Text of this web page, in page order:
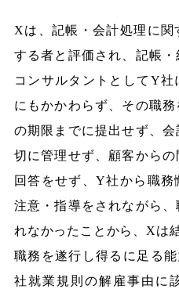
Xは、記帳・会計処理に
する者と評価され、記帳
コンサルタントとしてY
にもかかわらず、その職
の期限までに提出せず、
切に管理せず、顧客から
回答をせず、Y社から職務
注意・指導をされながら
れなかったことから、Xは
職務を遂行し得るに足る
社就業規則の解雇事由に